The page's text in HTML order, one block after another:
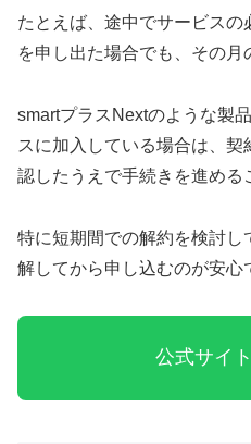
たとえば、途中でサービス
を申し出た場合でも、その月
smartプラスNextのような製
スに加入している場合は、
認したうえで手続きを進める
特に短期間での解約を検討
解してから申し込むのが安心
公式サイ